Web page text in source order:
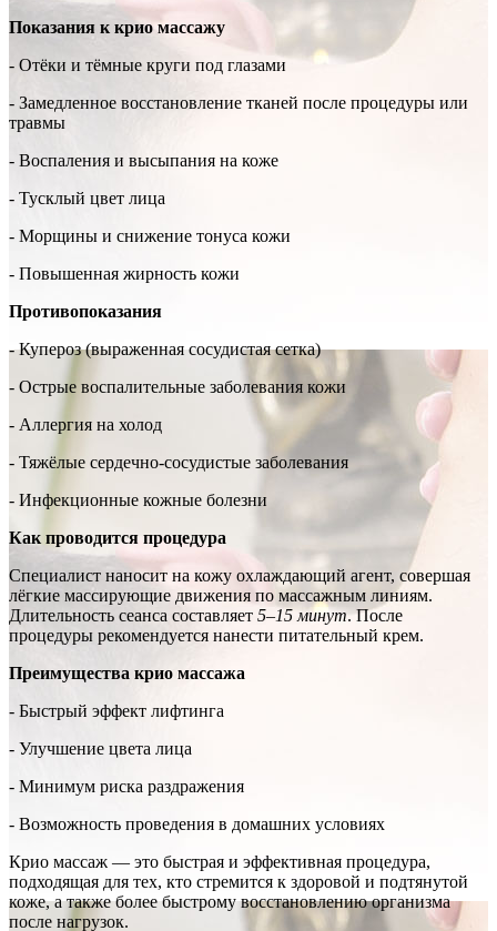
Показания к крио массажу
- Отёки и тёмные круги под глазами
- Замедленное восстановление тканей после процедуры или
травмы
- Воспаления и высыпания на коже
- Тусклый цвет лица
- Морщины и снижение тонуса кожи
- Повышенная жирность кожи
Противопоказания
- Купероз (выраженная сосудистая сетка)
- Острые воспалительные заболевания кожи
- Аллергия на холод
- Тяжёлые сердечно-сосудистые заболевания
- Инфекционные кожные болезни
Как проводится процедура
Специалист наносит на кожу охлаждающий агент, совершая
лёгкие массирующие движения по массажным линиям.
Длительность сеанса составляет 5–15 минут. После
процедуры рекомендуется нанести питательный крем.
Преимущества крио массажа
- Быстрый эффект лифтинга
- Улучшение цвета лица
- Минимум риска раздражения
- Возможность проведения в домашних условиях
Крио массаж — это быстрая и эффективная процедура,
подходящая для тех, кто стремится к здоровой и подтянутой
коже, а также более быстрому восстановлению организма
после нагрузок.